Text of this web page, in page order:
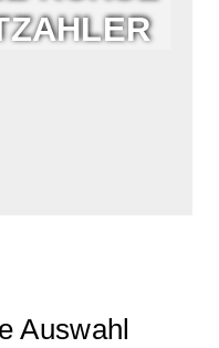
Auswahl